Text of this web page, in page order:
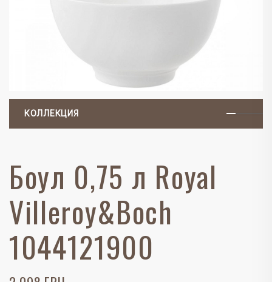
КОЛЛЕКЦИЯ
Боул 0,75 л Royal
Villeroy&Boch
1044121900